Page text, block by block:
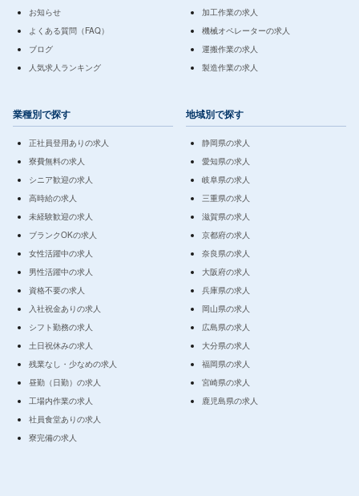
お知らせ
よくある質問（FAQ）
ブログ
人気求人ランキング
加工作業の求人
機械オペレーターの求人
運搬作業の求人
製造作業の求人
業種別で探す
正社員登用ありの求人
寮費無料の求人
シニア歓迎の求人
高時給の求人
未経験歓迎の求人
ブランクOKの求人
女性活躍中の求人
男性活躍中の求人
資格不要の求人
入社祝金ありの求人
シフト勤務の求人
土日祝休みの求人
残業なし・少なめの求人
昼勤（日勤）の求人
工場内作業の求人
社員食堂ありの求人
寮完備の求人
地域別で探す
静岡県の求人
愛知県の求人
岐阜県の求人
三重県の求人
滋賀県の求人
京都府の求人
奈良県の求人
大阪府の求人
兵庫県の求人
岡山県の求人
広島県の求人
大分県の求人
福岡県の求人
宮崎県の求人
鹿児島県の求人